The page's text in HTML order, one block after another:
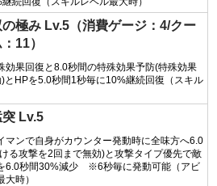
極み Lv.5（消費ゲージ：4/クー
11）
効果回復と8.0秒間の特殊効果予防(特殊効果
とHPを5.0秒間1秒毎に10%継続回復（スキル
突 Lv.5
マンで自身がカウンター発動時に全味方へ6.0
る攻撃を2回まで無効)と攻撃タイプ優先で敵
6.0秒間30%減少 ※6秒毎に発動可能（アビ
大時）